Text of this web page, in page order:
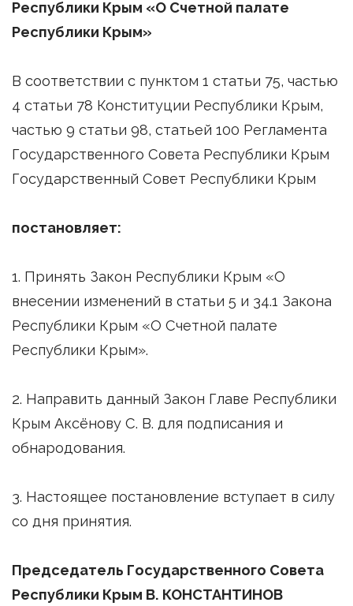
Республики Крым «О Счетной палате
Республики Крым»
В соответствии с пунктом 1 статьи 75, частью
4 статьи 78 Конституции Республики Крым,
частью 9 статьи 98, статьей 100 Регламента
Государственного Совета Республики Крым
Государственный Совет Республики Крым
постановляет:
1. Принять Закон Республики Крым «О
внесении изменений в статьи 5 и 34.1 Закона
Республики Крым «О Счетной палате
Республики Крым».
2. Направить данный Закон Главе Республики
Крым Аксёнову С. В. для подписания и
обнародования.
3. Настоящее постановление вступает в силу
со дня принятия.
Председатель Государственного Совета
Республики Крым В. КОНСТАНТИНОВ